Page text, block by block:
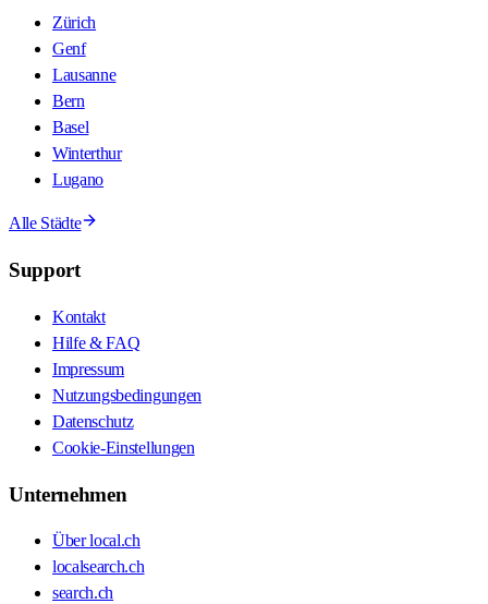
Zürich
Genf
Lausanne
Bern
Basel
Winterthur
Lugano
Alle Städte
Support
Kontakt
Hilfe & FAQ
Impressum
Nutzungsbedingungen
Datenschutz
Cookie-Einstellungen
Unternehmen
Über local.ch
localsearch.ch
search.ch